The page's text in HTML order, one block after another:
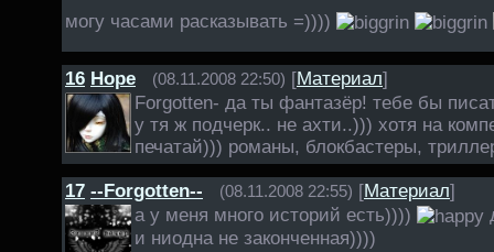
могу часами расказывать =))))
16 Hope (08.11.2008 22:50) [Материал]
Forgotten- да ты фантазёр! тебе бы
у тя ж подчерк.. не ахти..))) хотя на
печатай))) романы, блокбастеры,
17 --Forgotten-- (08.11.2008 22:55) [Материал]
а у меня много историй есть))))
и ниодна не законченная))))